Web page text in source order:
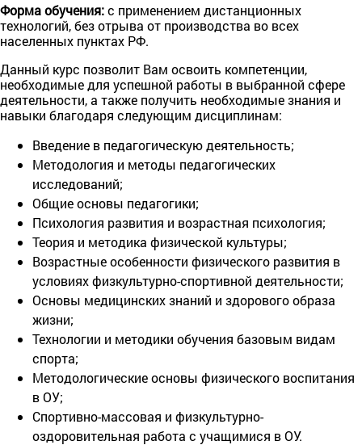
Форма обучения:с применением дистанционных
технологий, без отрыва от производства во всех
населенных пунктах РФ.
Данный курс позволит Вам освоить компетенции,
необходимые для успешной работы в выбранной сфере
деятельности, а также получить необходимые знания и
навыки благодаря следующим дисциплинам:
Введение в педагогическую деятельность;
Методология и методы педагогических
исследований;
Общие основы педагогики;
Психология развития и возрастная психология;
Теория и методика физической культуры;
Возрастные особенности физического развития в
условиях физкультурно-спортивной деятельности;
Основы медицинских знаний и здорового образа
жизни;
Технологии и методики обучения базовым видам
спорта;
Методологические основы физического воспитания
в ОУ;
Спортивно-массовая и физкультурно-
оздоровительная работа с учащимися в ОУ.